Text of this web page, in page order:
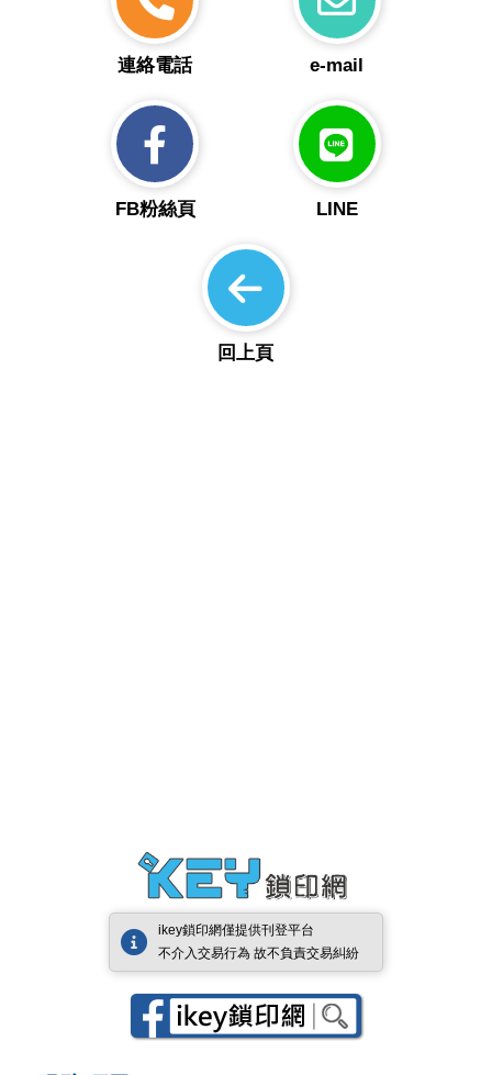
連絡電話 e-mail
FB粉絲頁 LINE
回上頁
ikey鎖印網僅提供刊登平台
不介入交易行為 故不負責交易糾紛